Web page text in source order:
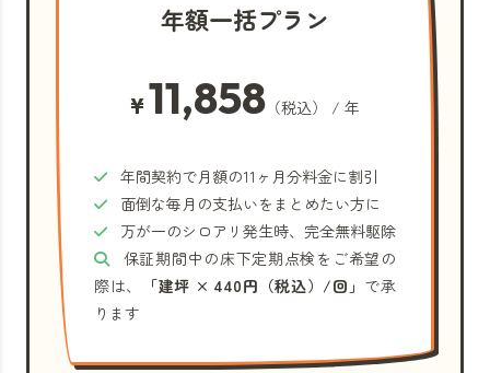
年額一括プラン
¥11,858 （税込） / 年
年間契約で月額の11ヶ月分料金に割引
面倒な毎月の支払いをまとめたい方に
万が一のシロアリ発生時、完全無料駆除
保証期間中の床下定期点検をご希望の
際は、
「建坪 × 440円（税込）/回」 で承
ります